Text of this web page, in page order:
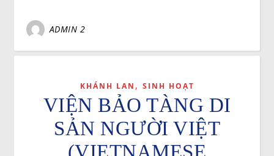
ADMIN 2
KHÁNH LAN , SINH HOẠT
VIỆN BẢO TÀNG DI
SẢN NGƯỜI VIỆT